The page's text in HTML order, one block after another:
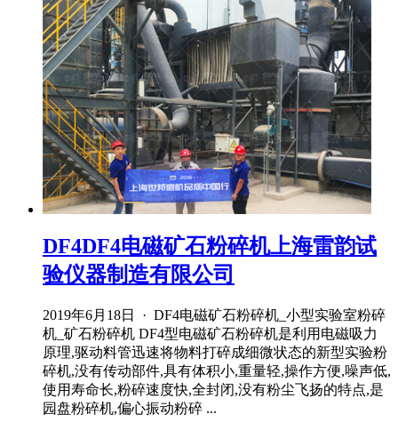
DF4DF4电磁矿石粉碎机上海雷韵试
验仪器制造有限公司
2019年6月18日 · DF4电磁矿石粉碎机_小型实验室粉碎
机_矿石粉碎机 DF4型电磁矿石粉碎机是利用电磁吸力
原理,驱动料管迅速将物料打碎成细微状态的新型实验粉
碎机,没有传动部件,具有体积小,重量轻,操作方便,噪声低,
使用寿命长,粉碎速度快,全封闭,没有粉尘飞扬的特点,是
园盘粉碎机,偏心振动粉碎 ...